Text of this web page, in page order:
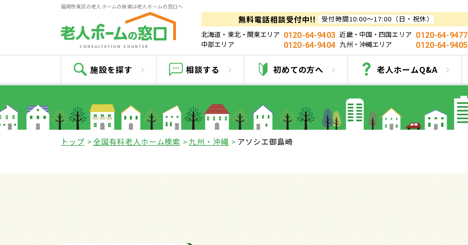
福岡市東区の老人ホームの検索は老人ホームの窓口へ
無料電話相談受付中!!
受付時間10:00～17:00（日・祝休）
北海道・東北・関東エリア 0120-64-9403 近畿・中国・四国エリア 0120-64-9477
中部エリア
0120-64-9404 九州・沖縄エリア 0120-64-9405
施設を探す 相談する 初めての方へ 老人ホームQ&A
アソシエ御島崎
トップ 全国有料老人ホーム検索 九州・沖縄 アソシエ御島崎